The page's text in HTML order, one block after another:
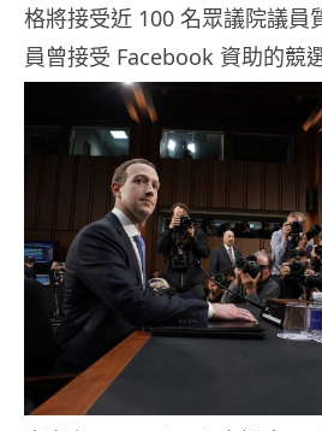
格將接受近 100 名眾議院議員
員曾接受 Facebook 資助的競